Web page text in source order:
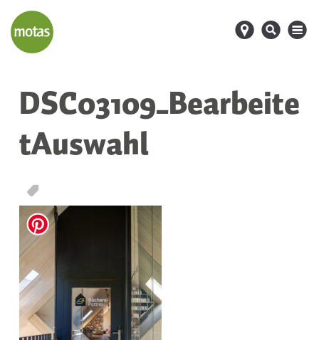
d s M
DSC03109_Bearbeite
tAuswahl
T